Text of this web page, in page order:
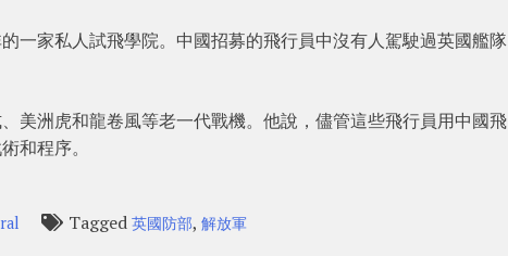
一家私人試飛學院。中國招募的飛行員中沒有人駕駛過英國艦隊
美洲虎和龍卷風等老一代戰機。他說，儘管這些飛行員用中國飛
和程序。
Tagged英國防部,解放軍